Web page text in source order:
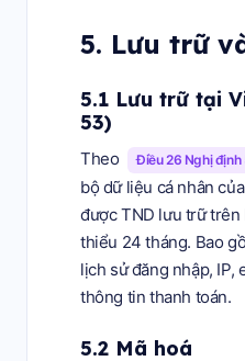
5. Lưu trữ
5.1 Lưu trữ tại
53)
Theo Điều 26 Nghị
bộ dữ liệu cá nhân
được TND lưu trữ trên
thiểu 24 tháng. Bao
lịch sử đăng nhập, IP,
thông tin thanh toán.
5.2 Mã hoá